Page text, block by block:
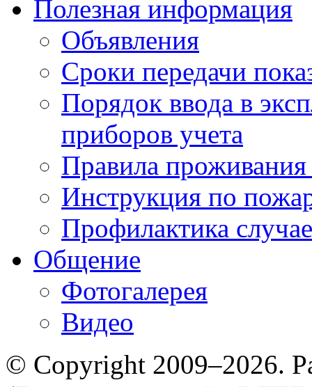
Полезная информация
Объявления
Сроки передачи
Порядок ввода в
приборов учета
Правила
Инструкция по
Профилактика
Общение
Фотогалерея
Видео
© Copyright 2009–2026.